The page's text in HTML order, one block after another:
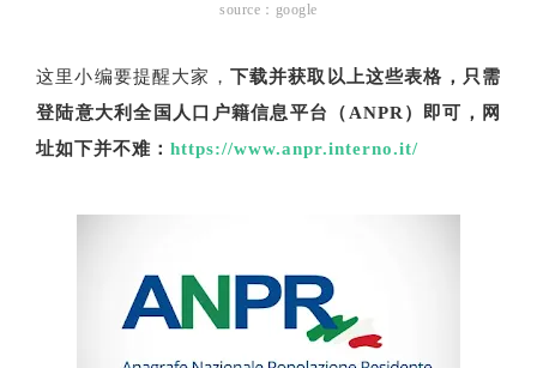
source：google
这里小编要提醒大家， 下载并获取以上这些表格，只需
登陆意大利全国人口户籍信息平台（ANPR）即可，网
址如下并不难： https://www.anpr.interno.it/